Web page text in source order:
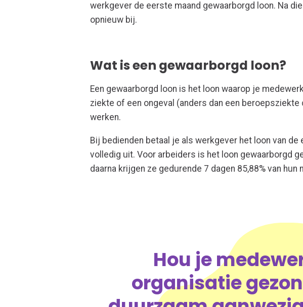
werkgever de eerste maand gewaarborgd loon. Na
opnieuw bij.
Wat is een gewaarborgd loon?
Een gewaarborgd loon is het loon waarop je
ziekte of een ongeval (anders dan een
werken.
Bij bedienden betaal je als werkgever het loon van
volledig uit. Voor arbeiders is het loon gewaarborgd
daarna krijgen ze gedurende 7 dagen 85,88% van hun
Hou je
organisatie